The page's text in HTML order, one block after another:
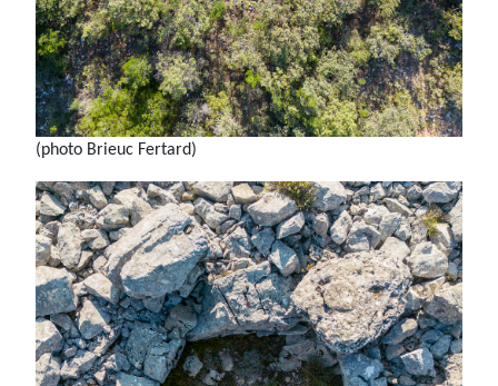
(photo Brieuc Fertard)